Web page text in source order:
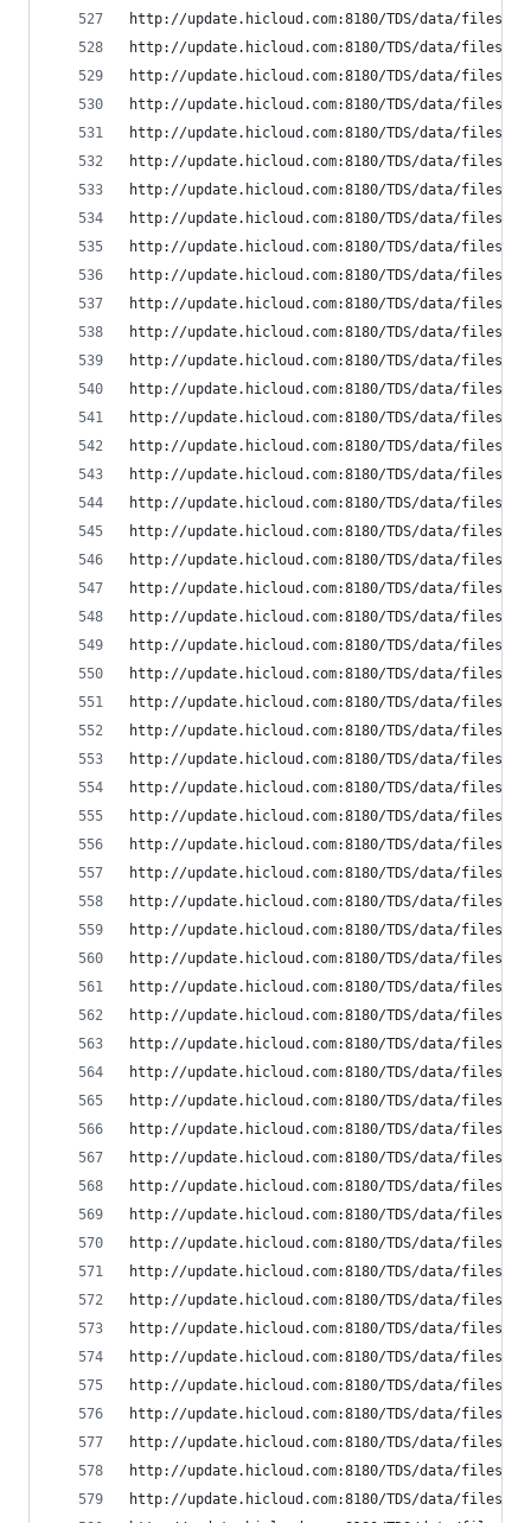
http://update.hicloud.com:8180/TDS/data/files/p9/
http://update.hicloud.com:8180/TDS/data/files/p9/
http://update.hicloud.com:8180/TDS/data/files/p9/
http://update.hicloud.com:8180/TDS/data/files/p9/
http://update.hicloud.com:8180/TDS/data/files/p9/
http://update.hicloud.com:8180/TDS/data/files/p9/
http://update.hicloud.com:8180/TDS/data/files/
http://update.hicloud.com:8180/TDS/data/files/p9/
http://update.hicloud.com:8180/TDS/data/files/p9/
http://update.hicloud.com:8180/TDS/data/files/p9/
http://update.hicloud.com:8180/TDS/data/files/p9/
http://update.hicloud.com:8180/TDS/data/files/p9/
http://update.hicloud.com:8180/TDS/data/files/p9/
http://update.hicloud.com:8180/TDS/data/files/p9/
http://update.hicloud.com:8180/TDS/data/files/p9/
http://update.hicloud.com:8180/TDS/data/files/p9/
http://update.hicloud.com:8180/TDS/data/files/p9/
http://update.hicloud.com:8180/TDS/data/files/p9/
http://update.hicloud.com:8180/TDS/data/files/p9/
http://update.hicloud.com:8180/TDS/data/files/p9/
http://update.hicloud.com:8180/TDS/data/files/p9/
http://update.hicloud.com:8180/TDS/data/files/p9/
http://update.hicloud.com:8180/TDS/data/files/p9/
http://update.hicloud.com:8180/TDS/data/files/p9/
http://update.hicloud.com:8180/TDS/data/files/p9/
http://update.hicloud.com:8180/TDS/data/files/p9/
http://update.hicloud.com:8180/TDS/data/files/p9/
http://update.hicloud.com:8180/TDS/data/files/p9/
http://update.hicloud.com:8180/TDS/data/files/p9/
http://update.hicloud.com:8180/TDS/data/files/p9/
http://update.hicloud.com:8180/TDS/data/files/p9/
http://update.hicloud.com:8180/TDS/data/files/p9/
http://update.hicloud.com:8180/TDS/data/files/p9/
http://update.hicloud.com:8180/TDS/data/files/p9/
http://update.hicloud.com:8180/TDS/data/files/p9/
http://update.hicloud.com:8180/TDS/data/files/p9/
http://update.hicloud.com:8180/TDS/data/files/p9/
http://update.hicloud.com:8180/TDS/data/files/p9/
http://update.hicloud.com:8180/TDS/data/files/p9/
http://update.hicloud.com:8180/TDS/data/files/p9/
http://update.hicloud.com:8180/TDS/data/files/p9/
http://update.hicloud.com:8180/TDS/data/files/
http://update.hicloud.com:8180/TDS/data/files/p9/
http://update.hicloud.com:8180/TDS/data/files/p9/
http://update.hicloud.com:8180/TDS/data/files/p9/
http://update.hicloud.com:8180/TDS/data/files/p9/
http://update.hicloud.com:8180/TDS/data/files/p9/
http://update.hicloud.com:8180/TDS/data/files/p9/
http://update.hicloud.com:8180/TDS/data/files/p9/
http://update.hicloud.com:8180/TDS/data/files/p9/
http://update.hicloud.com:8180/TDS/data/files/p9/
http://update.hicloud.com:8180/TDS/data/files/p9/
http://update.hicloud.com:8180/TDS/data/files/p9/